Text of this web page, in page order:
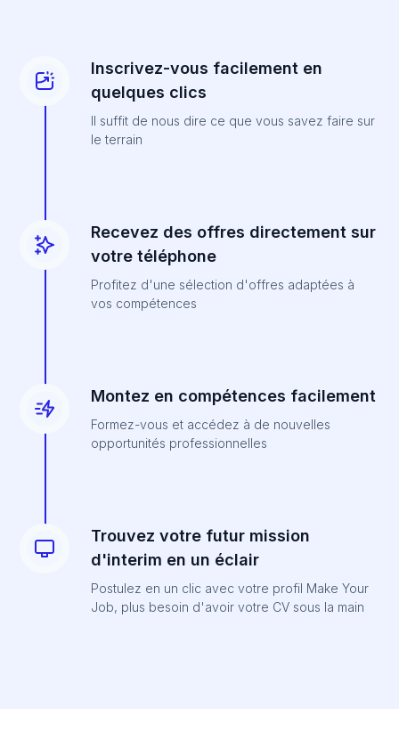
Inscrivez-vous facilement en
quelques clics
Il suffit de nous dire ce que vous savez faire sur
le terrain
Recevez des offres directement sur
votre téléphone
Profitez d'une sélection d'offres adaptées à
vos compétences
Montez en compétences facilement
Formez-vous et accédez à de nouvelles
opportunités professionnelles
Trouvez votre futur mission
d'interim en un éclair
Postulez en un clic avec votre profil Make Your
Job, plus besoin d'avoir votre CV sous la main